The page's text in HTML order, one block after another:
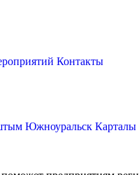
Контакты
Южноуральск Карталы